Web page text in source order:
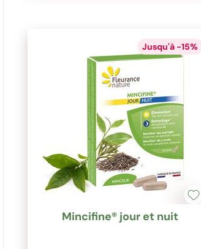
Jusqu'à -15%
Mincifine® jour et nuit